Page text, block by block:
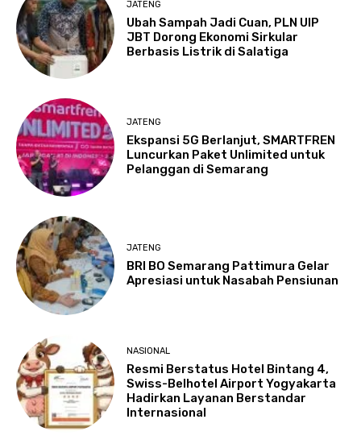
JATENG
Ubah Sampah Jadi Cuan, PLN UIP
JBT Dorong Ekonomi Sirkular
Berbasis Listrik di Salatiga
JATENG
Ekspansi 5G Berlanjut, SMARTFREN
Luncurkan Paket Unlimited untuk
Pelanggan di Semarang
JATENG
BRI BO Semarang Pattimura Gelar
Apresiasi untuk Nasabah Pensiunan
NASIONAL
Resmi Berstatus Hotel Bintang 4,
Swiss-Belhotel Airport Yogyakarta
Hadirkan Layanan Berstandar
Internasional